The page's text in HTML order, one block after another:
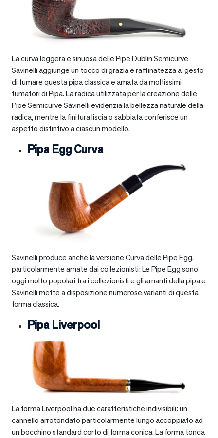
La curva leggera e sinuosa delle Pipe Dublin Semicurve
Savinelli aggiunge un tocco di grazia e raffinatezza al gesto
di fumare questa pipa classica e amata da moltissimi
fumatori di Pipa. La radica utilizzata per la creazione delle
Pipe Semicurve Savinelli evidenzia la bellezza naturale della
radica, mentre la finitura liscia o sabbiata conferisce un
aspetto distintivo a ciascun modello.
Pipa Egg Curva
Savinelli produce anche la versione Curva delle Pipe Egg,
particolarmente amate dai collezionisti: Le Pipe Egg sono
oggi molto popolari tra i collezionisti e gli amanti della pipa e
Savinelli mette a disposizione numerose varianti di questa
forma classica.
Pipa Liverpool
La forma Liverpool ha due caratteristiche indivisibili: un
cannello arrotondato particolarmente lungo accoppiato ad
un bocchino standard corto di forma conica. La forma tonda